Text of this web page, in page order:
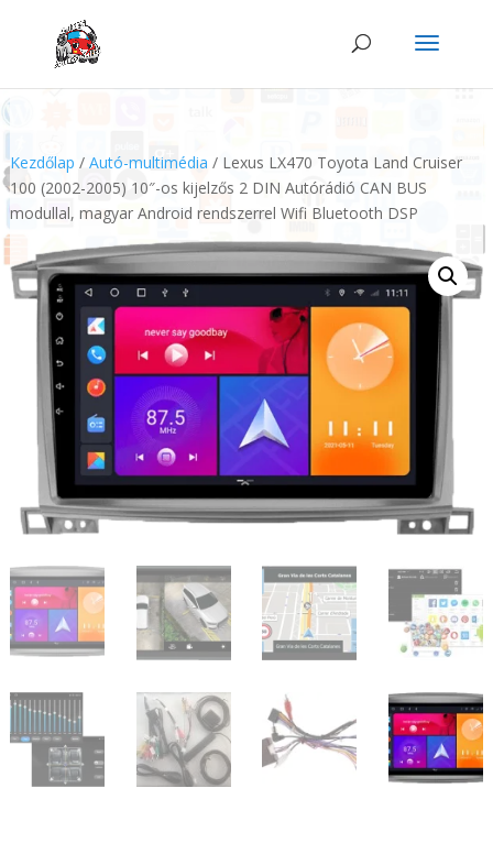
Kezdőlap / Autó-multimédia / Lexus LX470 Toyota Land Cruiser
100 (2002-2005) 10″-os kijelzős 2 DIN Autórádió CAN BUS
modullal, magyar Android rendszerrel Wifi Bluetooth DSP